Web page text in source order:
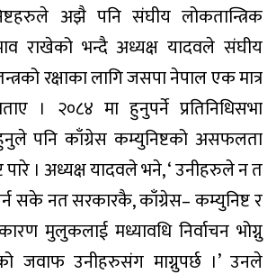
अझै पनि संघीय लोकतान्त्रिक
राखेको भन्दै अध्यक्ष यादवले संघीय
रक्षाका लागि जसपा नेपाल एक मात्र
। २०८४ मा हुनुपर्ने प्रतिनिधिसभा
पनि काँग्रेस कम्युनिष्टको असफलता
पारे । अध्यक्ष यादवले भने, ‘ उनीहरुले न त
सके नत सरकारकै, काँग्रेस– कम्युनिष्ट र
मुलुकलाई मध्यावधि निर्वाचन भोग्नु
जवाफ उनीहरुसंग माग्नुपर्छ ।’ उनले